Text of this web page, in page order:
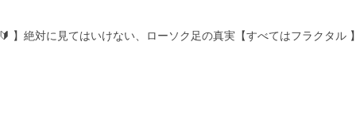
】絶対に見てはいけない、ローソク足の真実【すべてはフラクタル